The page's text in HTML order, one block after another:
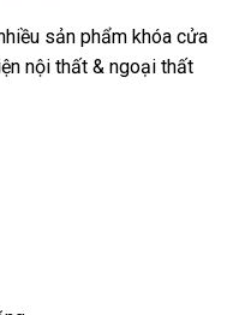
sản phẩm khóa cửa
nội thất & ngoại thất